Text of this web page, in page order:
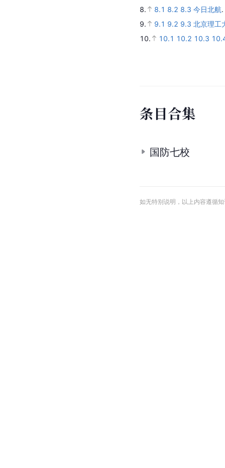
8.
8.1 8.2 8.3 今日北航.
9.
9.1 9.2 9.3 北京理工
10.
10.1 10.2 10.3
条目合集
国防七校
如无特别说明，以上内容遵循